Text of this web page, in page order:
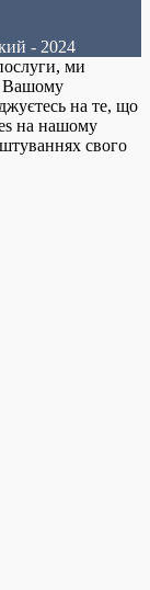
- 2024
ми
Вашому
на те, що
на нашому
свого